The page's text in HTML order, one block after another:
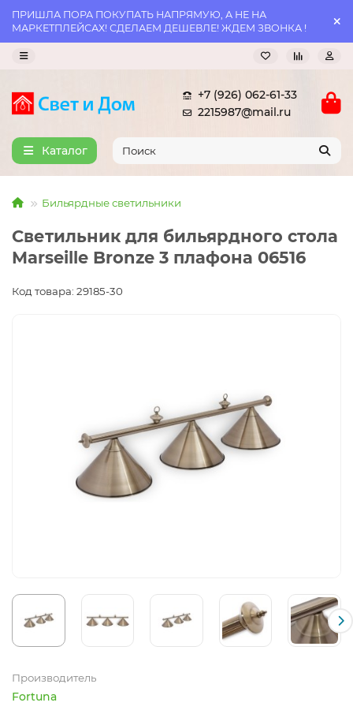
ПРИШЛА ПОРА ПОКУПАТЬ НАПРЯМУЮ, А НЕ НА
МАРКЕТПЛЕЙСАХ! СДЕЛАЕМ ДЕШЕВЛЕ! ЖДЕМ ЗВОНКА !
+7 (926) 062-61-33
2215987@mail.ru
Каталог
Бильярдные светильники
Светильник для бильярдного стола
Marseille Bronze 3 плафона 06516
Код товара: 29185-30
Производитель
Fortuna